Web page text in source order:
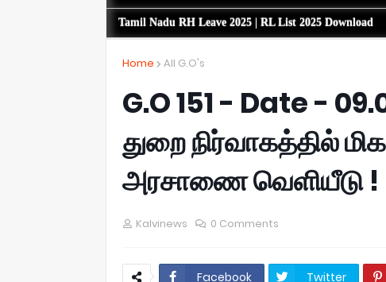
Tamil Nadu RH Leave 2025 | RL List 2025 Download
Home All G.O's
G.O 151 - Date -
துறை நிர்வாகத்தில்
அரசாணை வெளியீடு !
Kalvinews 0 Comments
Facebook Twitter